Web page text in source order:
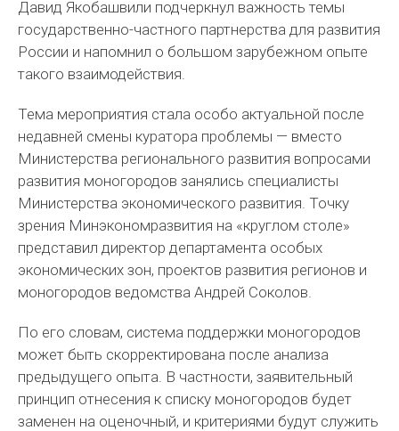
Давид Якобашвили подчеркнул важность темы
государственно-частного партнерства для развития
России и напомнил о большом зарубежном опыте
такого взаимодействия.
Тема мероприятия стала особо актуальной после
недавней смены куратора проблемы — вместо
Министерства регионального развития вопросами
развития моногородов занялись специалисты
Министерства экономического развития. Точку
зрения Минэкономразвития на «круглом столе»
представил директор департамента особых
экономических зон, проектов развития регионов и
моногородов ведомства Андрей Соколов.
По его словам, система поддержки моногородов
может быть скорректирована после анализа
предыдущего опыта. В частности, заявительный
принцип отнесения к списку моногородов будет
заменен на оценочный, и критериями будут служить